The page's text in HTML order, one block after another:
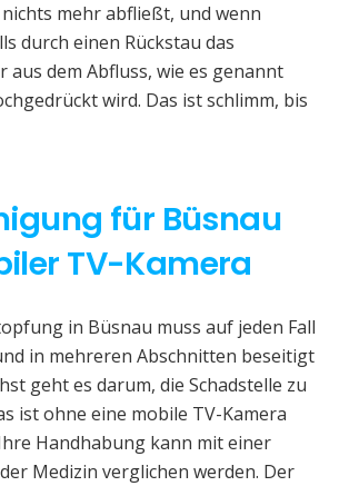
mehr abfließt, und wenn
durch einen Rückstau das
aus dem Abfluss, wie es genannt
wird. Das ist schlimm, bis
für Büsnau
TV-Kamera
in Büsnau muss auf jeden Fall
in mehreren Abschnitten beseitigt
geht es darum, die Schadstelle zu
ist ohne eine mobile TV-Kamera
Handhabung kann mit einer
Medizin verglichen werden. Der